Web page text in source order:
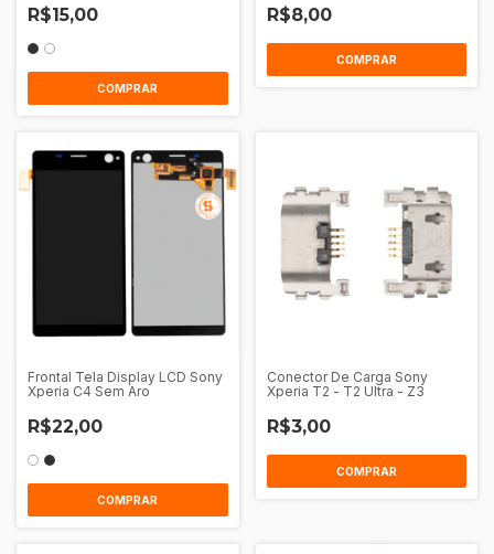
R$15,00
COMPRAR
R$8,00
COMPRAR
Frontal Tela Display LCD Sony
Xperia C4 Sem Aro
R$22,00
COMPRAR
Conector De Carga Sony
Xperia T2 - T2 Ultra - Z3
R$3,00